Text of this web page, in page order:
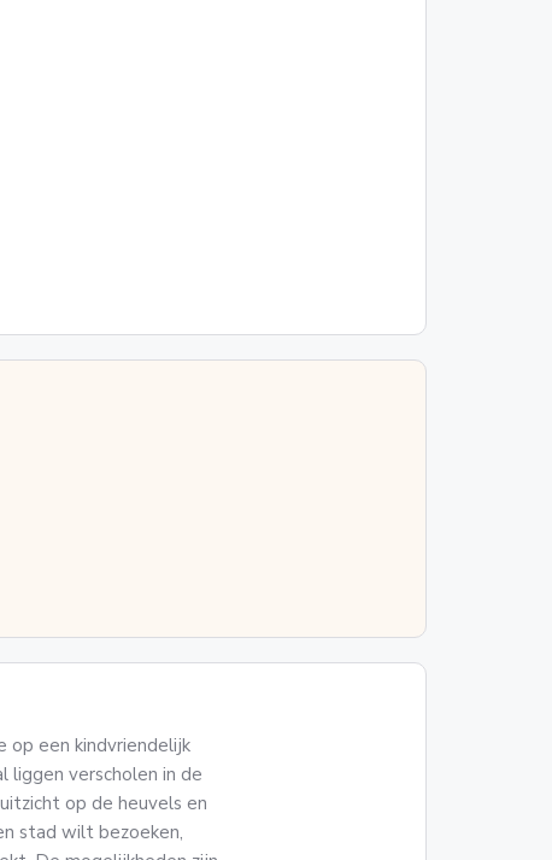
op een kindvriendelijk
liggen verscholen in de
op de heuvels en
stad wilt bezoeken,